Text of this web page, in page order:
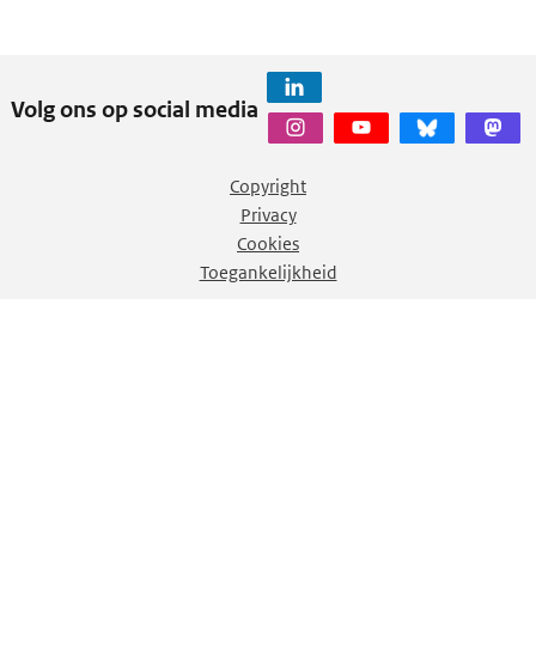
Volg ons op social media
Copyright
Privacy
Cookies
Toegankelijkheid